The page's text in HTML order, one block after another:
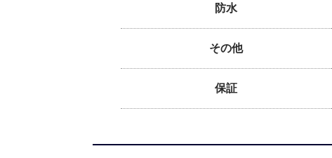
防水
その他
保証